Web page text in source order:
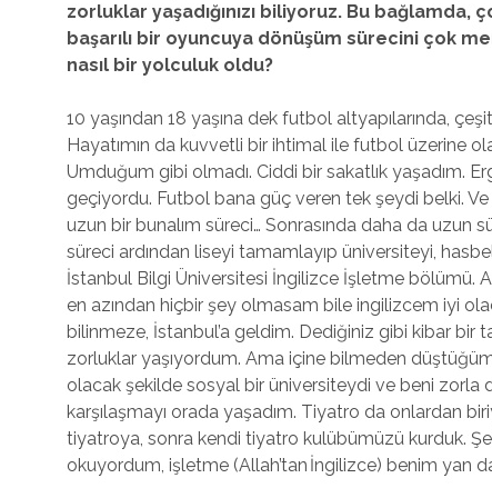
zorluklar yaşadığınızı biliyoruz. Bu bağlamda,
başarılı bir oyuncuya dönüşüm sürecini çok
nasıl bir yolculuk oldu?
10 yaşından 18 yaşına dek futbol altyapılarında,
Hayatımın da kuvvetli bir ihtimal ile futbol üzerine
Umduğum gibi olmadı. Ciddi bir sakatlık yaşadım.
geçiyordu. Futbol bana güç veren tek şeydi belki.
uzun bir bunalım süreci… Sonrasında daha da uzun
süreci ardından liseyi tamamlayıp üniversiteyi,
İstanbul Bilgi Üniversitesi İngilizce İşletme bölümü.
en azından hiçbir şey olmasam bile ingilizcem iyi
bilinmeze, İstanbul’a geldim. Dediğiniz gibi kibar bir
zorluklar yaşıyordum. Ama içine bilmeden
olacak şekilde sosyal bir üniversiteydi ve beni zorla
karşılaşmayı orada yaşadım. Tiyatro da onlardan
tiyatroya, sonra kendi tiyatro kulübümüzü kurduk.
okuyordum, işletme (Allah’tan İngilizce) benim yan